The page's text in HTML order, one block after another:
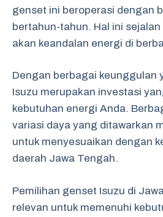
genset ini beroperasi dengan
bertahun-tahun. Hal ini
akan keandalan energi di
Dengan berbagai keunggulan
Isuzu merupakan investasi
kebutuhan energi Anda.
variasi daya yang ditawarkan
untuk menyesuaikan dengan
daerah Jawa Tengah.
Pemilihan genset Isuzu di
relevan untuk memenuhi